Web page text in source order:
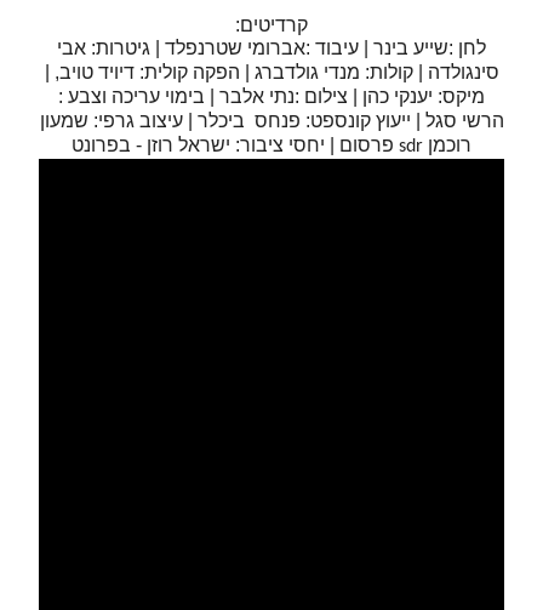
קרדיטים:
לחן :שייע בינר | עיבוד :אברומי שטרנפלד | גיטרות: אבי
סינגולדה | קולות: מנדי גולדברג | הפקה קולית: דיויד טויב, |
מיקס: יענקי כהן | צילום :נתי אלבר | בימוי עריכה וצבע :
הרשי סגל | ייעוץ קונספט: פנחס ביכלר | עיצוב גרפי: שמעון
רוכמן sdr פרסום | יחסי ציבור: ישראל רוזן - בפרונט